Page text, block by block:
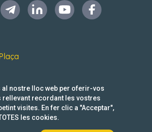
nostre lloc web per oferir-vos
rellevant recordant les vostres
visites. En fer clic a "Acceptar",
les cookies.